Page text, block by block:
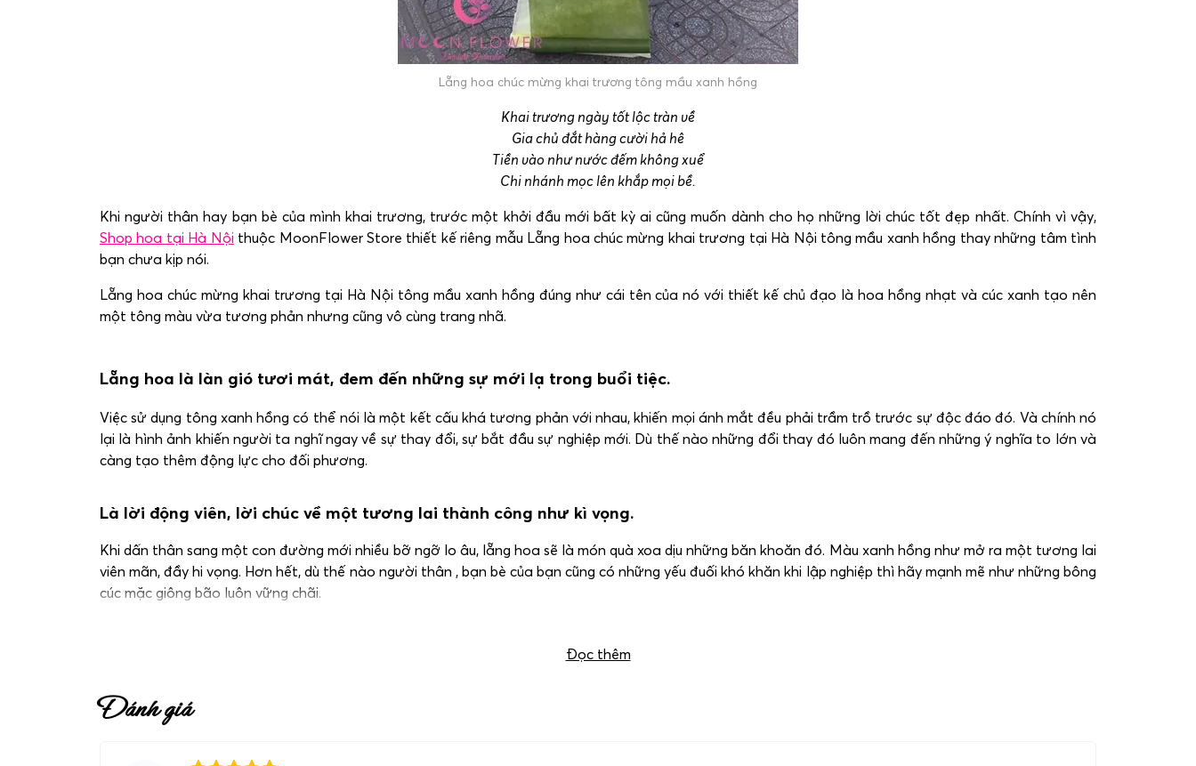
Lẵng hoa chúc mừng khai trương tông mầu xanh hồng
Khai trương ngày tốt lộc tràn về
Gia chủ đắt hàng cười hả hê
Tiền vào như nước đếm không xuể
Chi nhánh mọc lên khắp mọi bề.
Khi người thân hay bạn bè của mình khai trương, trước một khởi đầu mới bất kỳ ai cũng muốn dành cho họ những lời chúc tốt đẹp nhất. Chính vì vậy,
Shop hoa tại Hà Nội thuộc MoonFlower Store thiết kế riêng mẫu Lẵng hoa chúc mừng khai trương tại Hà Nội tông mầu xanh hồng thay những tâm tình
bạn chưa kịp nói.
Lẵng hoa chúc mừng khai trương tại Hà Nội tông mầu xanh hồng đúng như cái tên của nó với thiết kế chủ đạo là hoa hồng nhạt và cúc xanh tạo nên
một tông màu vừa tương phản nhưng cũng vô cùng trang nhã.
Lẵng hoa là làn gió tươi mát, đem đến những sự mới lạ trong buổi tiệc.
Việc sử dụng tông xanh hồng có thể nói là một kết cấu khá tương phản với nhau, khiến mọi ánh mắt đều phải trầm trồ trước sự độc đáo đó. Và chính nó
lại là hình ảnh khiến người ta nghĩ ngay về sự thay đổi, sự bắt đầu sự nghiệp mới. Dù thế nào những đổi thay đó luôn mang đến những ý nghĩa to lớn và
càng tạo thêm động lực cho đối phương.
Là lời động viên, lời chúc về một tương lai thành công như kì vọng.
Khi dấn thân sang một con đường mới nhiều bỡ ngỡ lo âu, lẵng hoa sẽ là món quà xoa dịu những băn khoăn đó. Màu xanh hồng như mở ra một tương lai
viên mãn, đầy hi vọng. Hơn hết, dù thế nào người thân , bạn bè của bạn cũng có những yếu đuối khó khăn khi lập nghiệp thì hãy mạnh mẽ như những bông
cúc mặc giông bão luôn vững chãi.
Đọc thêm
Đánh giá